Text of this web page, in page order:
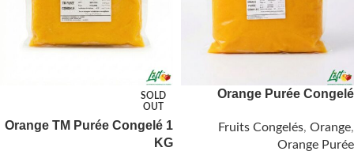
Orange Purée Congelé
Fruits Congelés, Orange,
Orange Purée
SOLD
OUT
Orange TM Purée Congelé 1
KG